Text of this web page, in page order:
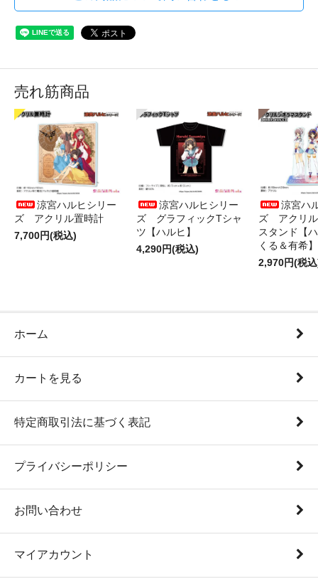
売れ筋商品
涼宮ハルヒシリー
ズ アクリル置時計
7,700円(税込)
涼宮ハルヒシリー
ズ グラフィックTシャ
ツ【ハルヒ】
4,290円(税込)
涼宮ハ
ズ アクリル
スタンド【
くる＆有希】
2,970円(税
ホーム
カートを見る
特定商取引法に基づく表記
プライバシーポリシー
お問い合わせ
マイアカウント